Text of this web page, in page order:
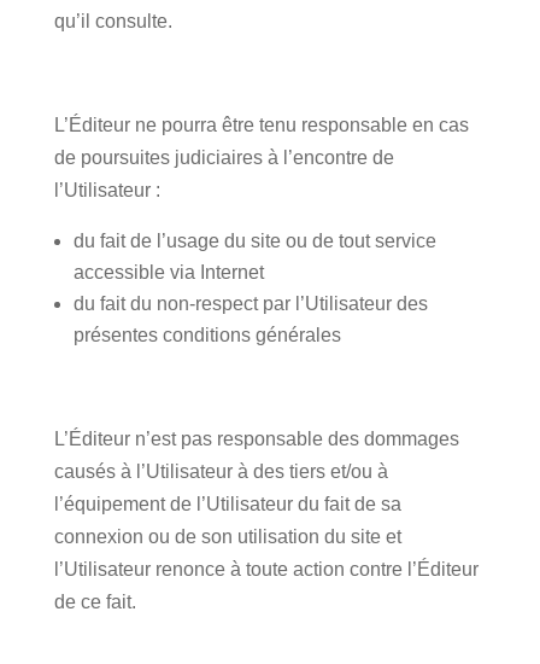
qu’il consulte.
L’Éditeur ne pourra être tenu responsable en cas
de poursuites judiciaires à l’encontre de
l’Utilisateur :
du fait de l’usage du site ou de tout service
accessible via Internet
du fait du non-respect par l’Utilisateur des
présentes conditions générales
L’Éditeur n’est pas responsable des dommages
causés à l’Utilisateur à des tiers et/ou à
l’équipement de l’Utilisateur du fait de sa
connexion ou de son utilisation du site et
l’Utilisateur renonce à toute action contre l’Éditeur
de ce fait.